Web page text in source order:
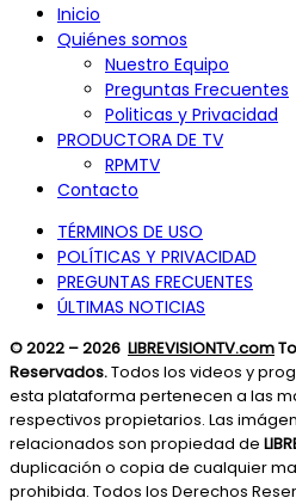
Inicio
Quiénes somos
Nuestro Equipo
Preguntas Frecuentes
Politicas y Privacidad
PRODUCTORA DE TV
RPMTV
Contacto
TÉRMINOS DE USO
POLÍTICAS Y PRIVACIDAD
PREGUNTAS FRECUENTES
ÚLTIMAS NOTICIAS
© 2022 – 2026 LIBREVISIONTV.com
Reservados.Todos los videos y
esta plataforma pertenecen a las
respectivos propietarios. Las
relacionados son propiedad de
duplicación o copia de cualquier
prohibida. Todos los Derechos